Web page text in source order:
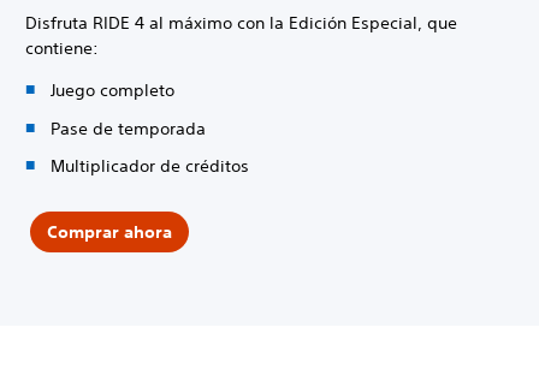
Disfruta RIDE 4 al máximo con la Edición Especial, que
contiene:
Juego completo
Pase de temporada
Multiplicador de créditos
Comprar ahora